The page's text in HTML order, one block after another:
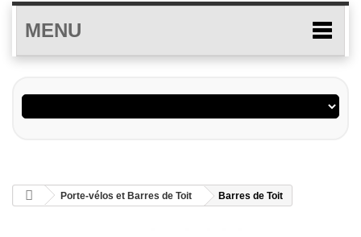
MENU
Porte-vélos et Barres de Toit Barres de Toit